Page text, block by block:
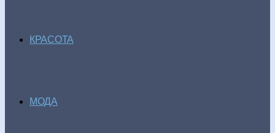
КРАСОТА
МОДА